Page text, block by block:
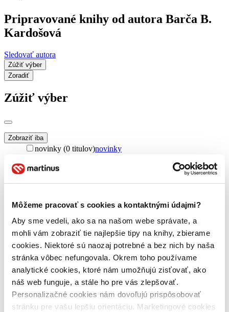
Môžeme pracovať s cookies a kontaktnými údajmi?
Aby sme vedeli, ako sa na našom webe správate, a
mohli vám zobraziť tie najlepšie tipy na knihy, zbierame
cookies. Niektoré sú naozaj potrebné a bez nich by naša
stránka vôbec nefungovala. Okrem toho používame
analytické cookies, ktoré nám umožňujú zisťovať, ako
náš web funguje, a stále ho pre vás zlepšovať.
Personalizačné cookies nám dovoľujú prispôsobovať
stránku pre vašu lepšiu orientáciu. Marketingové cookies
Pripravované knihy od autora Barča B.
Kardošová
Sledovať autora
Zúžiť výber
Zoradiť
Zúžiť výber
Zobraziť iba
novinky (0 titulov)novinky
Dostupnosť
pripravujeme (0 titulov)pripravujeme
dostupná (bez vypredaných) (0 titulov)dostupná (bez
Nové / čítané
nová (0 titulov)nová
čítaná (0 titulov)čítaná
čítaná - výborný stav (0 titulov)
čítaná - výborný stav
čítaná - mierne opotrebovaná (0 titulov)čítaná - mierne
opotrebovaná
čítané verzie vypredaných kníh (0 titulov)čítané verzie